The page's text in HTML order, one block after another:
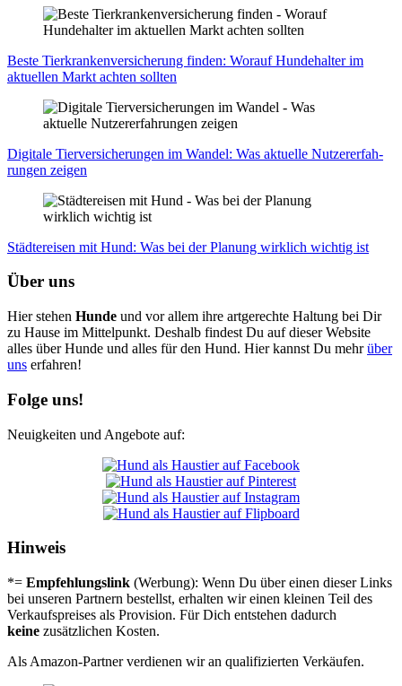
Bes­te Tier­kran­ken­ver­si­che­rung fin­den: Wor­auf Hun­de­hal­ter im
aktu­el­len Markt ach­ten soll­ten
Digi­ta­le Tier­ver­si­che­run­gen im Wan­del: Was aktu­el­le Nut­zer­er­fah­
run­gen zei­gen
Städ­te­rei­sen mit Hund: Was bei der Pla­nung wirk­lich wich­tig ist
Über uns
Hier stehen Hunde und vor allem ihre artgerechte Haltung bei Dir
zu Hause im Mittelpunkt. Deshalb findest Du auf dieser Website
alles über Hunde und alles für den Hund. Hier kannst Du mehrüber
uns erfahren!
Folge uns!
Neuigkeiten und Angebote auf:
Hinweis
*= Empfehlungslink (Werbung): Wenn Du über einen dieser Links
bei unseren Partnern bestellst, erhalten wir einen kleinen Teil des
Verkaufspreises als Provision. Für Dich entstehen dadurch
keine zusätzlichen Kosten.
Als Amazon-Partner verdienen wir an qualifizierten Verkäufen.